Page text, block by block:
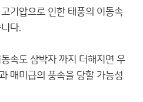
기압으로 인한 태풍의 이동속
다.
속도 삼박자 까지 더해지면 우
매미급의 풍속을 당할 가능성